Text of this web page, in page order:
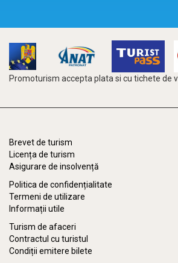
Promoturism accepta plata si cu tichete de
Brevet de turism
Licența de turism
Asigurare de insolvență
Politica de confidențialitate
Termeni de utilizare
Informații utile
Turism de afaceri
Contractul cu turistul
Condiții emitere bilete